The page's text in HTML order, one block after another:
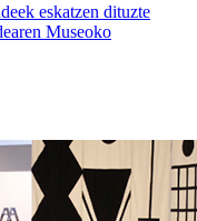
eskatzen dituzte
Museoko